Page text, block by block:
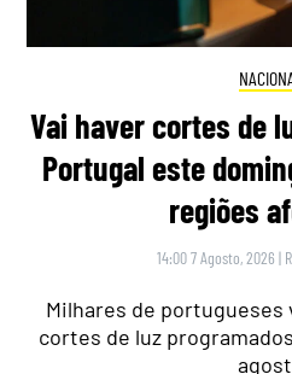
Vai haver cortes de
Portugal este
regiões
14:00 7 Agosto, 2026 |
Milhares de
cortes de luz